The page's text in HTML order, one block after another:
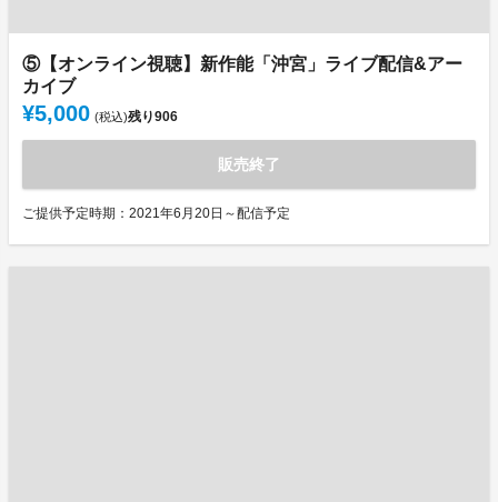
⑤【オンライン視聴】新作能「沖宮」ライブ配信&アー
カイブ
¥5,000 (税込)残り906
販売終了
ご提供予定時期：2021年6月20日～配信予定